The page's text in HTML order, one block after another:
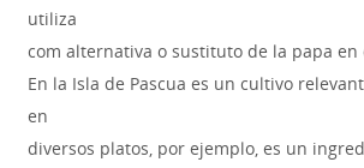
utiliza
com alternativa o sustituto de la papa en
En la Isla de Pascua es un cultivo
en
diversos platos, por ejemplo, es un